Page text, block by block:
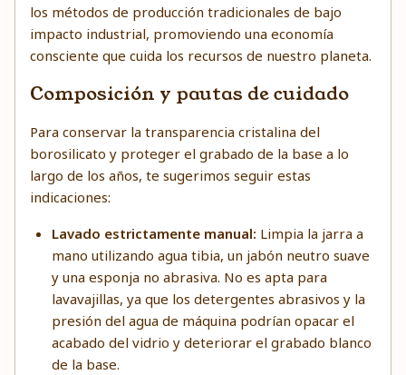
los métodos de producción tradicionales de bajo
impacto industrial, promoviendo una economía
consciente que cuida los recursos de nuestro planeta.
Composición y pautas de cuidado
Para conservar la transparencia cristalina del
borosilicato y proteger el grabado de la base a lo
largo de los años, te sugerimos seguir estas
indicaciones:
Lavado estrictamente manual: Limpia la jarra a
mano utilizando agua tibia, un jabón neutro suave
y una esponja no abrasiva. No es apta para
lavavajillas, ya que los detergentes abrasivos y la
presión del agua de máquina podrían opacar el
acabado del vidrio y deteriorar el grabado blanco
de la base.